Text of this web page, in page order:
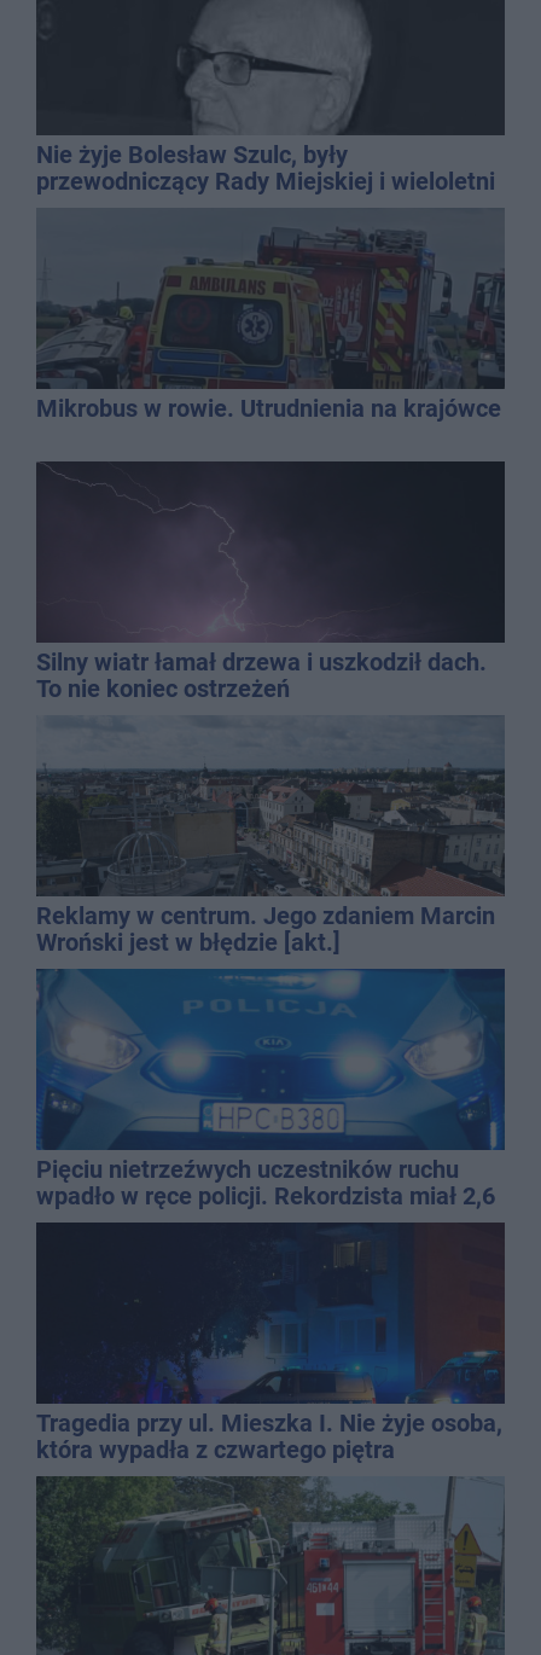
Nie żyje Bolesław Szulc, były
przewodniczący Rady Miejskiej i wieloletni
dyrektor SP 14
Mikrobus w rowie. Utrudnienia na krajówce
Silny wiatr łamał drzewa i uszkodził dach.
To nie koniec ostrzeżeń
Reklamy w centrum. Jego zdaniem Marcin
Wroński jest w błędzie [akt.]
Pięciu nietrzeźwych uczestników ruchu
wpadło w ręce policji. Rekordzista miał 2,6
promila
Tragedia przy ul. Mieszka I. Nie żyje osoba,
która wypadła z czwartego piętra